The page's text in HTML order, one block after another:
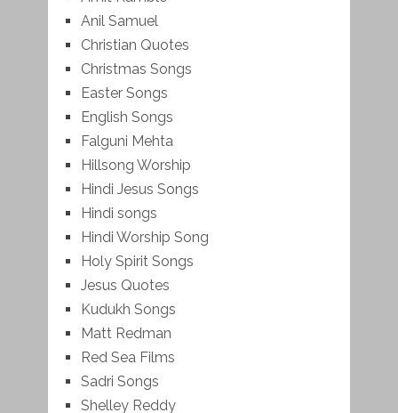
Anil Samuel
Christian Quotes
Christmas Songs
Easter Songs
English Songs
Falguni Mehta
Hillsong Worship
Hindi Jesus Songs
Hindi songs
Hindi Worship Song
Holy Spirit Songs
Jesus Quotes
Kudukh Songs
Matt Redman
Red Sea Films
Sadri Songs
Shelley Reddy